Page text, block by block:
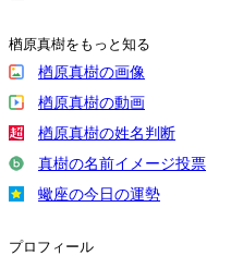
楢原真樹をもっと知る
楢原真樹の画像
楢原真樹の動画
楢原真樹の姓名判断
真樹の名前イメージ投票
蠍座の今日の運勢
プロフィール